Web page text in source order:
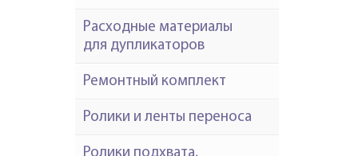
Расходные материалы
для дупликаторов
Ремонтный комплект
Ролики и ленты переноса